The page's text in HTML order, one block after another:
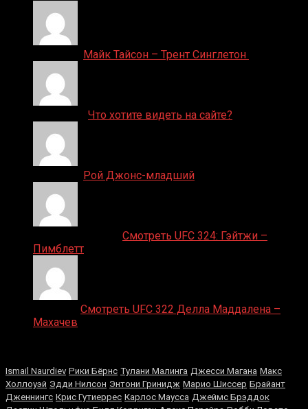
Майк Тайсон – Трент Синглетон
Что хотите видеть на сайте?
Рой Джонс-младший
Смотреть UFC 324: Гэйтжи –
Пимблетт
Смотреть UFC 322 Делла Маддалена –
Махачев
Ismail Naurdiev Рики Бёрнс Тулани Малинга Джесси Магана Макс
Холлоуэй Эдди Нилсон Энтони Гринидж Марио Шиссер Брайант
Дженнингс Крис Гутиеррес Карлос Маусса Джеймс Брэддок